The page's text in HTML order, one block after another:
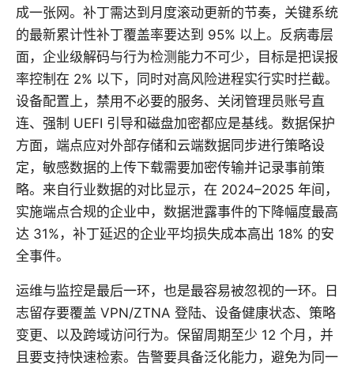
成一张网。补丁需达到月度滚动更新的节奏，关键系统
的最新累计性补丁覆盖率要达到 95% 以上。反病毒层
面，企业级解码与行为检测能力不可少，目标是把误报
率控制在 2% 以下，同时对高风险进程实行实时拦截。
设备配置上，禁用不必要的服务、关闭管理员账号直
连、强制 UEFI 引导和磁盘加密都应是基线。数据保护
方面，端点应对外部存储和云端数据同步进行策略设
定，敏感数据的上传下载需要加密传输并记录事前策
略。来自行业数据的对比显示，在 2024–2025 年间，
实施端点合规的企业中，数据泄露事件的下降幅度最高
达 31%，补丁延迟的企业平均损失成本高出 18% 的安
全事件。
运维与监控是最后一环，也是最容易被忽视的一环。日
志留存要覆盖 VPN/ZTNA 登陆、设备健康状态、策略
变更、以及跨域访问行为。保留周期至少 12 个月，并
且要支持快速检索。告警要具备泛化能力，避免为同一